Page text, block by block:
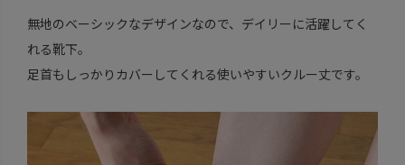
無地のベーシックなデザインなので、デイリーに活躍してく
れる靴下。
足首もしっかりカバーしてくれる使いやすいクルー丈です。